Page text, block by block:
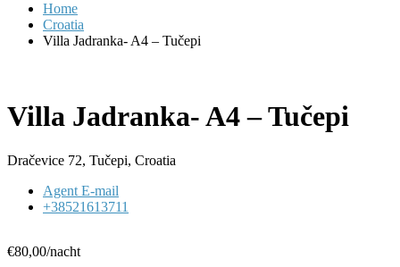
Home
Croatia
Villa Jadranka- A4 – Tučepi
Villa Jadranka- A4 – Tučepi
Dračevice 72, Tučepi, Croatia
Agent E-mail
+38521613711
€80,00/nacht